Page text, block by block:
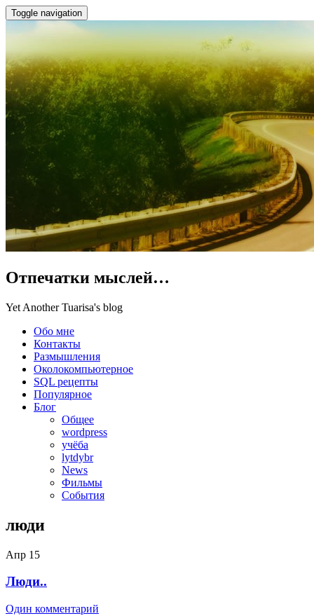
Toggle navigation
Отпечатки мыслей…
Yet Another Tuarisa's blog
Обо мне
Контакты
Размышления
Околокомпьютерное
SQL рецепты
Популярное
Блог
Общее
wordpress
учёба
lytdybr
News
Фильмы
События
люди
Апр 15
Люди..
Один комментарий